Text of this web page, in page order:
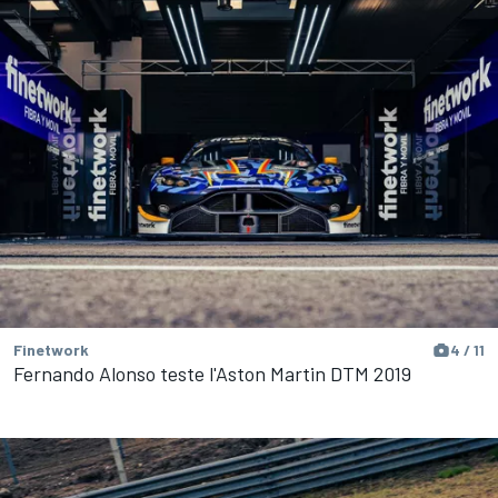
Finetwork 4 / 11
Fernando Alonso teste l'Aston Martin DTM 2019